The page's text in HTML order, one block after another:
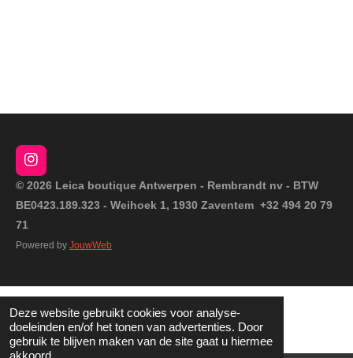
Deze website gebruikt cookies voor analyse-
doeleinden en/of het tonen van advertenties. Door
gebruik te blijven maken van de site gaat u hiermee
akkoord.
I
n
t
r
© 2026 Leica boutique Antwerpen - Rembrandt nv - BTW
BE0423.189.323 - Weihoek 1, 1930 Zaventem +32 494 20 79
71
Powered by JouwWeb